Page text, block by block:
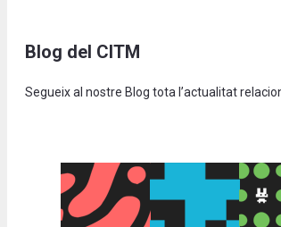
Blog del CITM
Segueix al nostre Blog tota l’actualitat